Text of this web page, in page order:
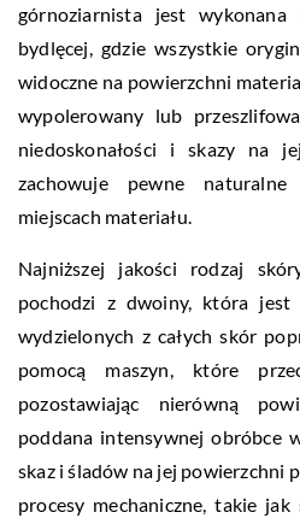
górnoziarnista jest
bydlęcej, gdzie wszystkie
widoczne na powierzchni
wypolerowany lub
niedoskonałości i skazy na
zachowuje pewne
miejscach materiału.
Najniższej jakości rodzaj
pochodzi z dwoiny, która jest
wydzielonych z całych skór
pomocą maszyn, które
pozostawiając nierówną
poddana intensywnej obróbce
skaz i śladów na jej powierzchni
procesy mechaniczne, takie